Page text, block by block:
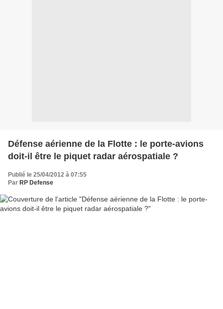
Défense aérienne de la Flotte : le porte-avions
doit-il être le piquet radar aérospatiale ?
Publié le 25/04/2012 à 07:55
Par RP Defense